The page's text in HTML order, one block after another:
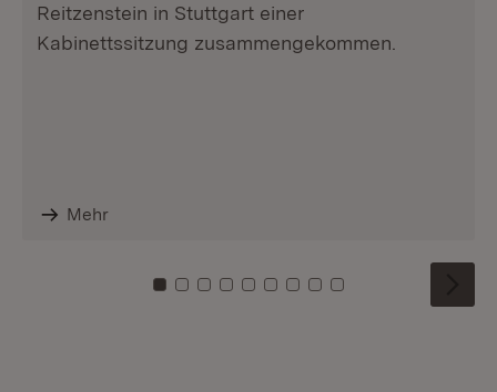
Reitzenstein in Stuttgart einer
Kabinettssitzung zusammengekommen.
Mehr
Zu Kachel: 0
Zu Kachel: 1
Zu Kachel: 2
Zu Kachel: 3
Zu Kachel: 4
Zu Kachel: 5
Zu Kachel: 6
Zu Kachel: 7
Zu Kachel: 8